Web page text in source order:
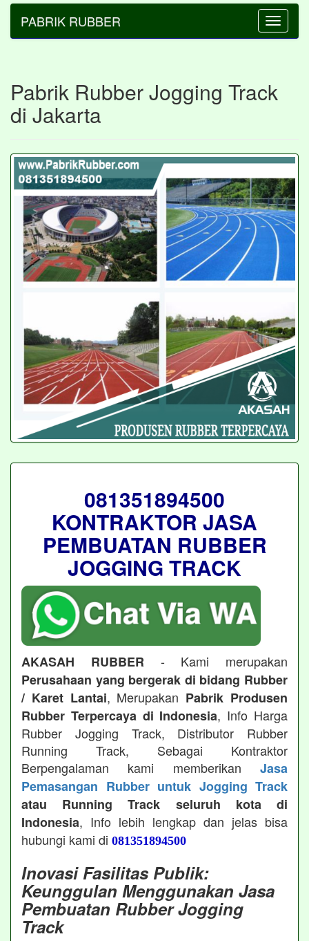
Toggle
PABRIK RUBBER
Pabrik Rubber Jogging Track
di Jakarta
081351894500
KONTRAKTOR JASA
PEMBUATAN RUBBER
JOGGING TRACK
AKASAH RUBBER - Kami merupakan
Perusahaan yang bergerak di bidang Rubber
/ Karet Lantai, Merupakan Pabrik Produsen
Rubber Terpercaya di Indonesia, Info Harga
Rubber Jogging Track, Distributor Rubber
Running Track, Sebagai Kontraktor
Berpengalaman kami memberikan Jasa
Pemasangan Rubber untuk Jogging Track
atau Running Track seluruh kota di
Indonesia, Info lebih lengkap dan jelas bisa
hubungi kami di 081351894500
Inovasi Fasilitas Publik:
Keunggulan Menggunakan Jasa
Pembuatan Rubber Jogging
Track